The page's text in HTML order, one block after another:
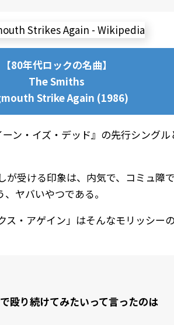
【80年代ロックの名曲】
The Smiths
Strike Again (1986)
ン・イズ・デッド』の先行シングル
が受ける印象は、内気で、コミュ障
ヤバいやつである。
ス・アゲイン」はそんなモリッシー
殴り続けてみたいって言ったのは